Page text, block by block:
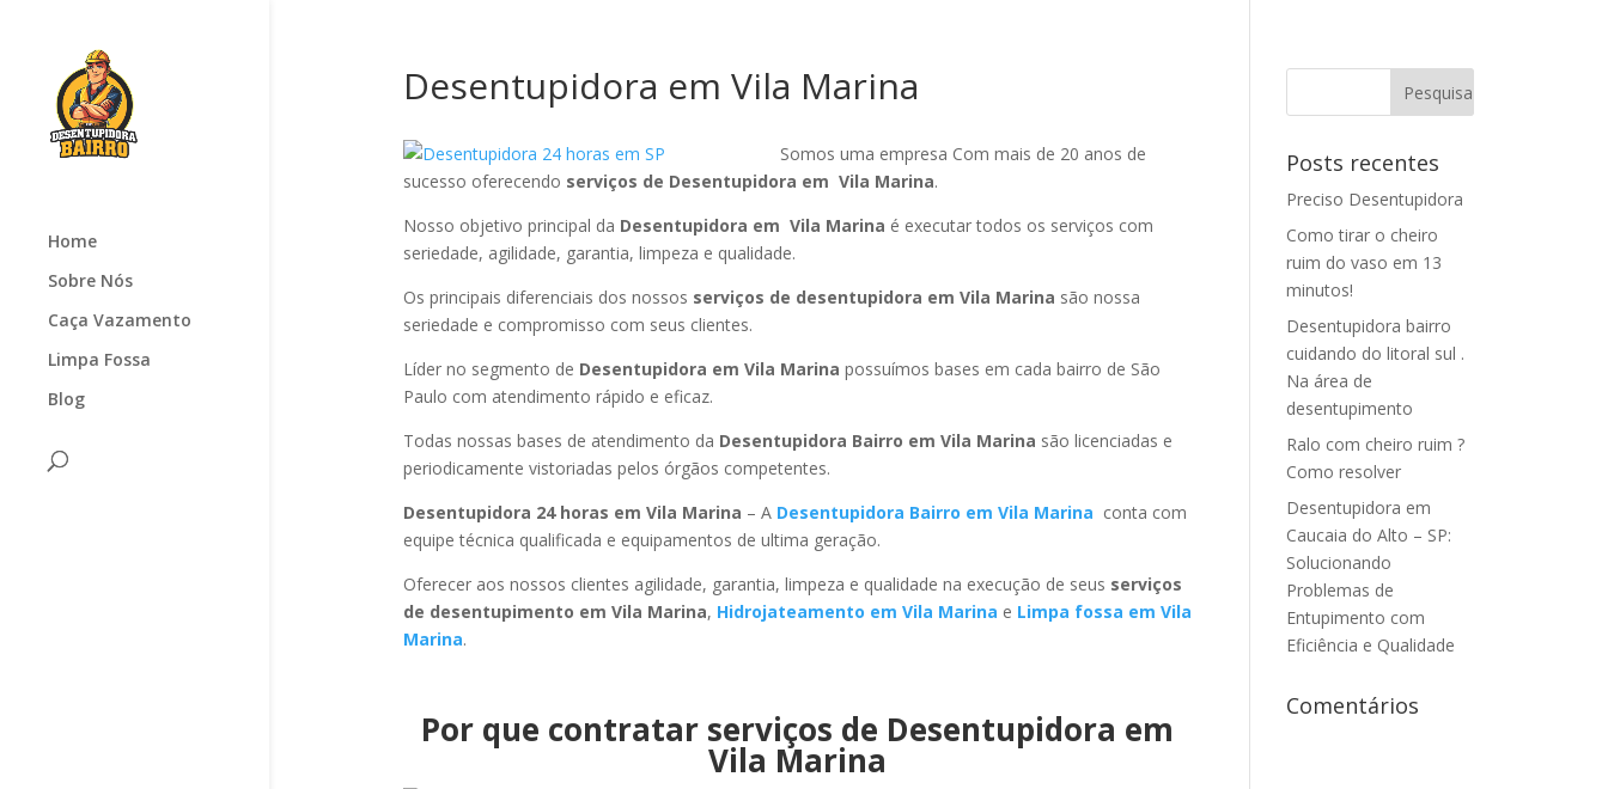
Home
Sobre Nós
Caça Vazamento
Limpa Fossa
Blog
Desentupidora em Vila Marina
Somos uma empresa Com mais de 20 anos de
sucesso oferecendo serviços de Desentupidora em Vila Marina.
Nosso objetivo principal da Desentupidora em Vila Marina é executar todos os serviços com
seriedade, agilidade, garantia, limpeza e qualidade.
Os principais diferenciais dos nossos serviços de desentupidora em Vila Marina são nossa
seriedade e compromisso com seus clientes.
Líder no segmento de Desentupidora em Vila Marina possuímos bases em cada bairro de São
Paulo com atendimento rápido e eficaz.
Todas nossas bases de atendimento da Desentupidora Bairro em Vila Marina são licenciadas e
periodicamente vistoriadas pelos órgãos competentes.
Desentupidora 24 horas em Vila Marina – A Desentupidora Bairro em Vila Marina conta com
equipe técnica qualificada e equipamentos de ultima geração.
Oferecer aos nossos clientes agilidade, garantia, limpeza e qualidade na execução de seus serviços
de desentupimento em Vila Marina, Hidrojateamento em Vila Marina e Limpa fossa em Vila
Marina.
Por que contratar serviços de Desentupidora em
Vila Marina
Posts recentes
Preciso Desentupidora
Como tirar o cheiro
ruim do vaso em 13
minutos!
Desentupidora bairro
cuidando do litoral sul .
Na área de
desentupimento
Ralo com cheiro ruim ?
Como resolver
Desentupidora em
Caucaia do Alto – SP:
Solucionando
Problemas de
Entupimento com
Eficiência e Qualidade
Comentários